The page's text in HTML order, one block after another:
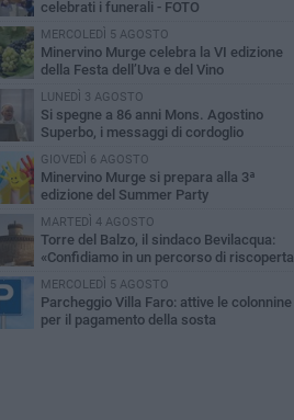
celebrati i funerali - FOTO
MERCOLEDÌ 5 AGOSTO
Minervino Murge celebra la VI edizione
della Festa dell’Uva e del Vino
LUNEDÌ 3 AGOSTO
Si spegne a 86 anni Mons. Agostino
Superbo, i messaggi di cordoglio
GIOVEDÌ 6 AGOSTO
Minervino Murge si prepara alla 3ª
edizione del Summer Party
MARTEDÌ 4 AGOSTO
Torre del Balzo, il sindaco Bevilacqua:
«Confidiamo in un percorso di riscoperta
memoria e della storia»
MERCOLEDÌ 5 AGOSTO
Parcheggio Villa Faro: attive le colonnine
per il pagamento della sosta